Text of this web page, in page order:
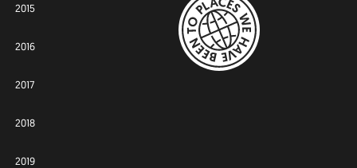
2015
2016
2017
2018
2019